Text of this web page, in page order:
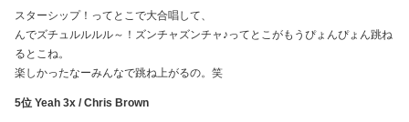
スターシップ！ってとこで大合唱して、
んでズチュルルルル～！ズンチャズンチャ♪ってとこがもうぴょんぴょん跳ね
るとこね。
楽しかったなーみんなで跳ね上がるの。笑
5位 Yeah 3x / Chris Brown